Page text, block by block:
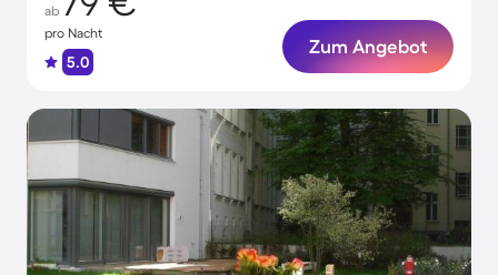
ab
pro Nacht
5.0
Zum Angebot